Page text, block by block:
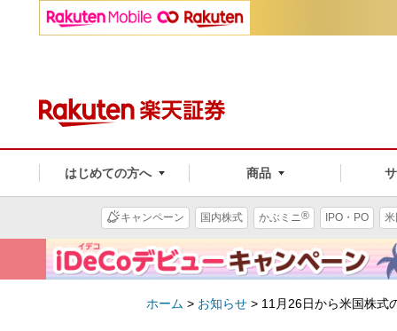
はじめての方へ 商品
キャンペーン 国内株式 かぶミニ® IPO・PO
ホーム > お知らせ > 11月26日から米国株式